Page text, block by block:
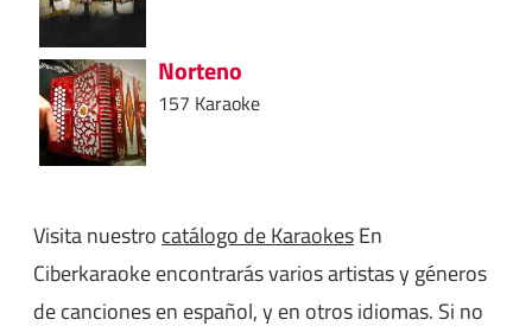
Norteno
157 Karaoke
Visita nuestro catálogo de KaraokesEn
Ciberkaraoke encontrarás varios artistas y géneros
de canciones en español, y en otros idiomas. Si no